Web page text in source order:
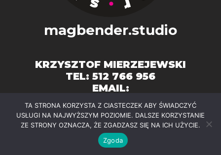
magbender.studio
KRZYSZTOF MIERZEJEWSKI
TEL: 512 766 956
EMAIL:
K.MIERZEJEWSKI@MAGBENDER.STUD
IO
NEVE| POWERED BYWORDPRESS
COPYRIGHT ©MAGBENDER.STUDIO
TA STRONA KORZYSTA Z CIASTECZEK ABY ŚWIADCZYĆ
USŁUGI NA NAJWYŻSZYM POZIOMIE. DALSZE KORZYSTANIE
ZE STRONY OZNACZA, ŻE ZGADZASZ SIĘ NA ICH UŻYCIE.
Zgoda